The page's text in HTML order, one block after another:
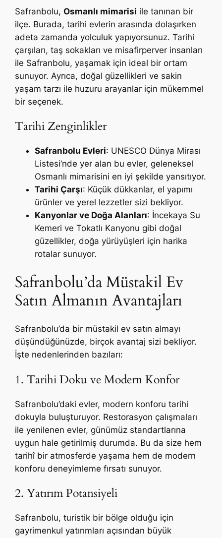
Safranbolu,Osmanlı mimarisi ile tanınan bir
ilçe. Burada, tarihi evlerin arasında dolaşırken
adeta zamanda yolculuk yapıyorsunuz. Tarihi
çarşıları, taş sokakları ve misafirperver insanları
ile Safranbolu, yaşamak için ideal bir ortam
sunuyor. Ayrıca, doğal güzellikleri ve sakin
yaşam tarzı ile huzuru arayanlar için mükemmel
bir seçenek.
Tarihi Zenginlikler
Safranbolu Evleri: UNESCO Dünya Mirası
Listesi’nde yer alan bu evler, geleneksel
Osmanlı mimarisini en iyi şekilde yansıtıyor.
Tarihi Çarşı: Küçük dükkanlar, el yapımı
ürünler ve yerel lezzetler sizi bekliyor.
Kanyonlar ve Doğa Alanları: İncekaya Su
Kemeri ve Tokatlı Kanyonu gibi doğal
güzellikler, doğa yürüyüşleri için harika
rotalar sunuyor.
Safranbolu’da Müstakil Ev
Satın Almanın Avantajları
Safranbolu’da bir müstakil ev satın almayı
düşündüğünüzde, birçok avantaj sizi bekliyor.
İşte nedenlerinden bazıları:
1. Tarihi Doku ve Modern Konfor
Safranbolu’daki evler, modern konforu tarihi
dokuyla buluşturuyor. Restorasyon çalışmaları
ile yenilenen evler, günümüz standartlarına
uygun hale getirilmiş durumda. Bu da size hem
tarihî bir atmosferde yaşama hem de modern
konforu deneyimleme fırsatı sunuyor.
2. Yatırım Potansiyeli
Safranbolu, turistik bir bölge olduğu için
gayrimenkul yatırımları açısından büyük